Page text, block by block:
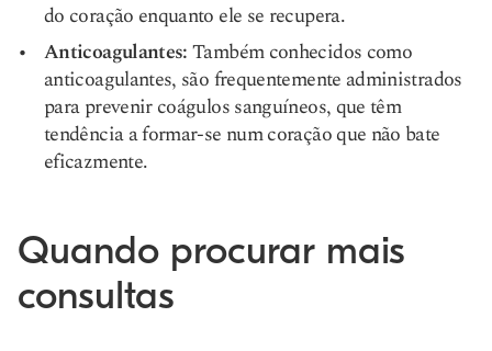
do coração enquanto ele se recupera.
Anticoagulantes:Também conhecidos como
anticoagulantes, são frequentemente administrados
para prevenir coágulos sanguíneos, que têm
tendência a formar-se num coração que não bate
eficazmente.
Quando procurar mais
consultas